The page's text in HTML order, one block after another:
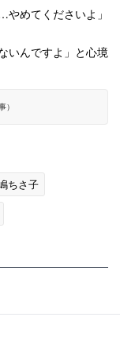
めてくださいよ」
いんですよ」と心境
）
ちさ子